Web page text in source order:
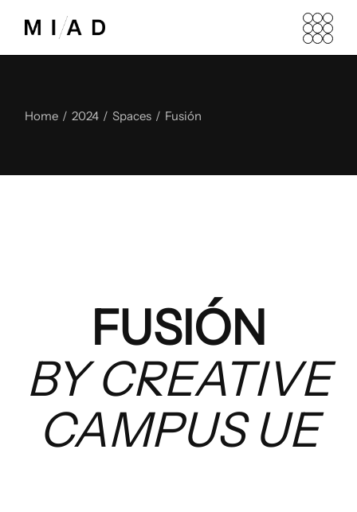
Home 2024 Spaces Fusión
FUSIÓN
BY CREATIVE
CAMPUS UE